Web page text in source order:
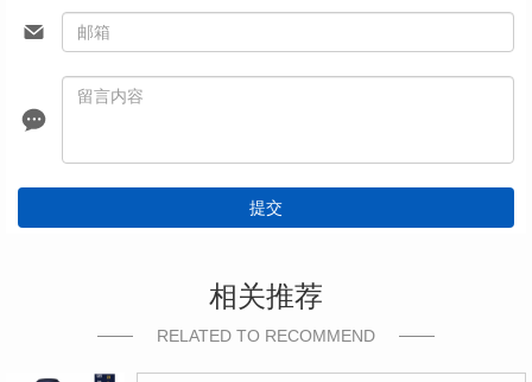
提交
相关推荐
RELATED TO RECOMMEND